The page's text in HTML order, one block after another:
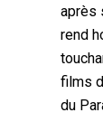
après
rend
films
du